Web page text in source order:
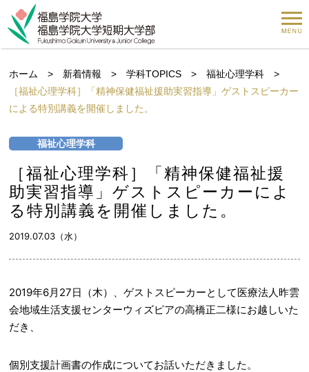
ホーム > 新着情報 >学科TOPICS >福祉心理学科 >
［福祉心理学科］「精神保健福祉援助実習指導」ゲストスピーカー
による特別講義を開催しました。
福祉心理学科
［福祉心理学科］「精神保健福祉援
助実習指導」ゲストスピーカーによ
る特別講義を開催しました。
2019.07.03（水）
2019年6月27日（木）、ゲストスピーカーとして医療法人昨雲
会地域生活支援センターウィズピアの高橋正二様にお越しいた
だき、
個別支援計画書の作成についてお話いただきました。